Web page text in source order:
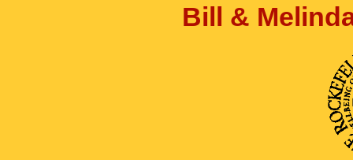
Bill &